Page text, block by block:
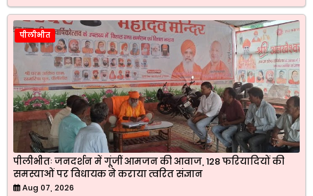
पीलीभीत
पीलीभीतः जनदर्शन में गूंजीं आमजन की आवाज, 128 फरियादियों की
समस्याओं पर विधायक ने कराया त्वरित संज्ञान
Aug 07, 2026